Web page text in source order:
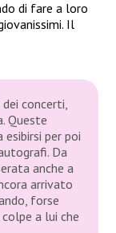
di fare a loro
Il
concerti,
Queste
per poi
Da
anche a
arrivato
forse
a lui che